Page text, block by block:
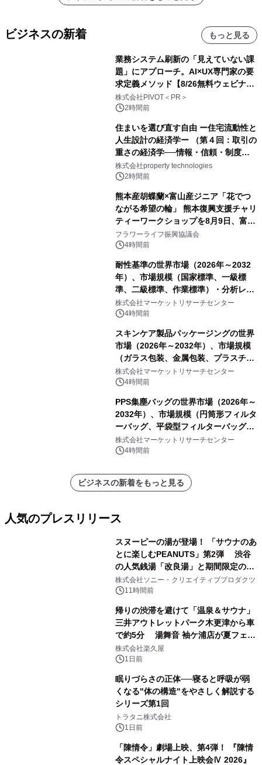
ビジネスの新着 もっと見る
業務システム刷新の「見えていない課
題」にアプローチ。AI×UX専門家の要
求定義メソッド【8/26無料ウェビナ
ー】株式会社PIVOT
株式会社PIVOT＜PR＞
2時間前
住まいを選び直す自由 ー住宅流動性と
人生設計の経済学ー （第４回：取引の
重さの経済学──情報・信頼・制度を
PropTechはどう組み替えるか）｜
PropTech-Lab
株式会社property technologies
2時間前
熊本産胡蝶蘭×富山産ジニア「花でつ
ながる希望の輪」 熊本復興支援チャリ
ティーワークショップを8月9日、富
山・射水で開催
フラワーライフ振興協議会
4時間前
耐性基準の世界市場（2026年～2032
年）、市場規模（国家標準、一級標
準、二級標準、作業標準）・分析レポ
ートを発表
株式会社マーケットリサーチセンター
4時間前
スキンケア製品パッケージングの世界
市場（2026年～2032年）、市場規模
（ガラス包装、金属包装、プラスチッ
ク包装、その他）・分析レポートを発
表
株式会社マーケットリサーチセンター
4時間前
PPS集塵バッグの世界市場（2026年～
2032年）、市場規模（円筒形フィルタ
ーバッグ、平袋型フィルターバッグ、
プリーツフィルターバッグ、その
他）・分析レポートを発表
株式会社マーケットリサーチセンター
4時間前
ビジネスの新着をもっと見る
人気のプレスリリース
スヌーピーの湯が登場！ 「サウナのあ
とに楽しむPEANUTS」第2弾 渋谷
の人気銭湯「改良湯」と期間限定のコ
ラボレーション サウナイキタイコラ
ボグッズも発売決定！
株式会社ソニー・クリエイティブプロダクツ
11時間前
帰りの渋滞を避けて「温泉＆サウナ」
三井アウトレットパーク木更津から車
で約5分 湯舞音 袖ケ浦店が夏フェア
メニューを提供
株式会社楽久屋
1日前
眠りづらさの正体──寝ると呼吸が弱
くなる"体の構造"をやさしく解説する
シリーズ第1回
トラタニ株式会社
1日前
「陳情令」劇場上映、第4弾！ 『陳情
令スペシャルナイト上映会Ⅳ 2026』